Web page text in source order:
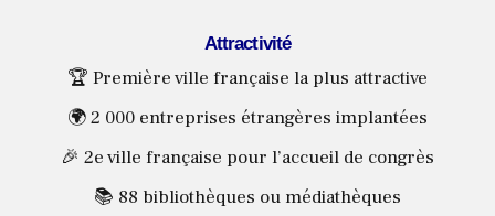
Attractivité
🏆 Première ville française la plus attractive
🌍 2 000 entreprises étrangères implantées
🎉 2e ville française pour l’accueil de congrès
📚 88 bibliothèques ou médiathèques